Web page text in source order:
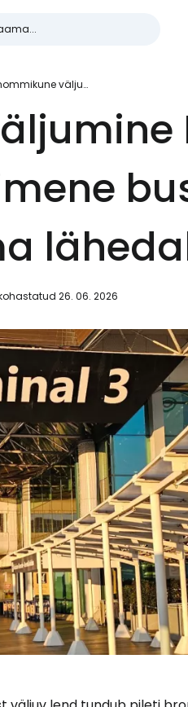
Varahommikune väljumine Fiumicino lennujaamast: takso, esimene buss või ööbimine lennujaama lähedal?
26. 06. 2026